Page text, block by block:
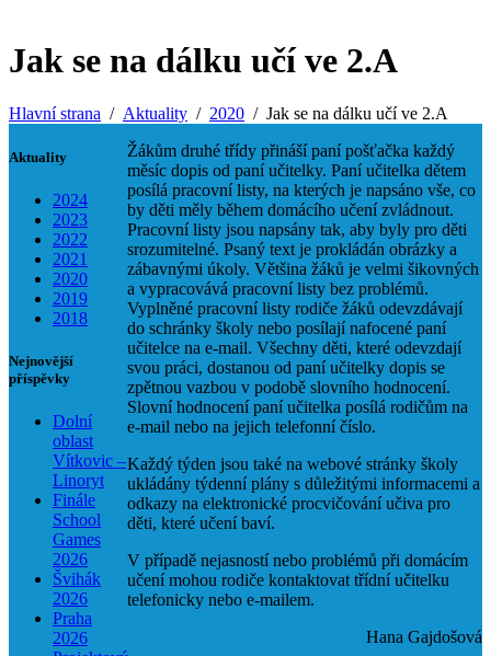
Jak se na dálku učí ve 2.A
Hlavní strana Aktuality 2020 Jak se na dálku učí ve 2.A
Aktuality
2024
2023
2022
2021
2020
2019
2018
Nejnovější
příspěvky
Dolní
oblast
Vítkovic –
Linoryt
Finále
School
Games
2026
Švihák
2026
Praha
2026
Žákům druhé třídy přináší paní pošťačka každý
měsíc dopis od paní učitelky. Paní učitelka dětem
posílá pracovní listy, na kterých je napsáno vše, co
by děti měly během domácího učení zvládnout.
Pracovní listy jsou napsány tak, aby byly pro děti
srozumitelné. Psaný text je prokládán obrázky a
zábavnými úkoly. Většina žáků je velmi šikovných
a vypracovává pracovní listy bez problémů.
Vyplněné pracovní listy rodiče žáků odevzdávají
do schránky školy nebo posílají nafocené paní
učitelce na e-mail. Všechny děti, které odevzdají
svou práci, dostanou od paní učitelky dopis se
zpětnou vazbou v podobě slovního hodnocení.
Slovní hodnocení paní učitelka posílá rodičům na
e-mail nebo na jejich telefonní číslo.
Každý týden jsou také na webové stránky školy
ukládány týdenní plány s důležitými informacemi a
odkazy na elektronické procvičování učiva pro
děti, které učení baví.
V případě nejasností nebo problémů při domácím
učení mohou rodiče kontaktovat třídní učitelku
telefonicky nebo e-mailem.
Hana Gajdošová